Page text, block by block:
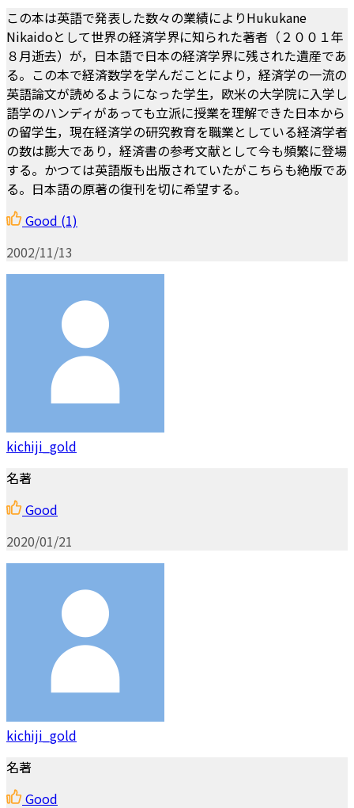
この本は英語で発表した数々の業績によりHukukane
Nikaidoとして世界の経済学界に知られた著者（２００１年
８月逝去）が，日本語で日本の経済学界に残された遺産であ
る。この本で経済数学を学んだことにより，経済学の一流の
英語論文が読めるようになった学生，欧米の大学院に入学し
語学のハンディがあっても立派に授業を理解できた日本から
の留学生，現在経済学の研究教育を職業としている経済学者
の数は膨大であり，経済書の参考文献として今も頻繁に登場
する。かつては英語版も出版されていたがこちらも絶版であ
る。日本語の原著の復刊を切に希望する。
Good (1)
2002/11/13
kichiji_gold
名著
Good
2020/01/21
kichiji_gold
名著
Good